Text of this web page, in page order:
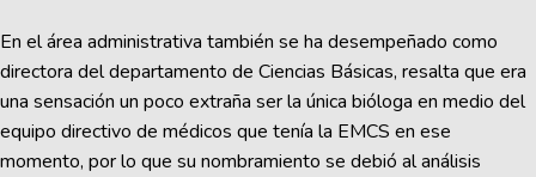
En el área administrativa también se ha desempeñado como
directora del departamento de Ciencias Básicas, resalta que era
una sensación un poco extraña ser la única bióloga en medio del
equipo directivo de médicos que tenía la EMCS en ese
momento, por lo que su nombramiento se debió al análisis